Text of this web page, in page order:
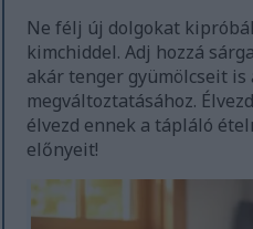
Ne félj új dolgokat
kimchiddel. Adj hozzá
akár tenger gyümölcseit is
megváltoztatásához.
élvezd ennek a tápláló
előnyeit!